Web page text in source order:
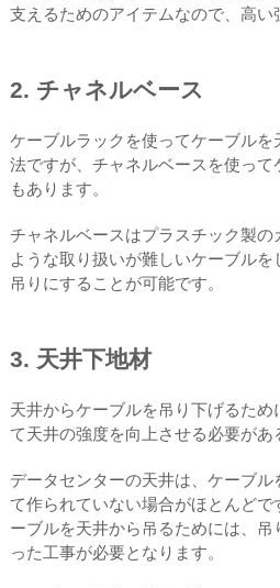
支えるためのアイテムなので、高い
2. チャネルベース
ケーブルラックを使ってケーブル
法ですが、チャネルベースを使っ
もあります。
チャネルベースはプラスチック製
ような取り扱いが難しいケーブル
吊りにすることが可能です。
3. 天井下地材
天井からケーブルを吊り下げるた
て天井の強度を向上させる必要があ
データセンターの天井は、ケーブ
て作られていない場合がほとんど
ーブルを天井から吊るためには、
った工事が必要となります。